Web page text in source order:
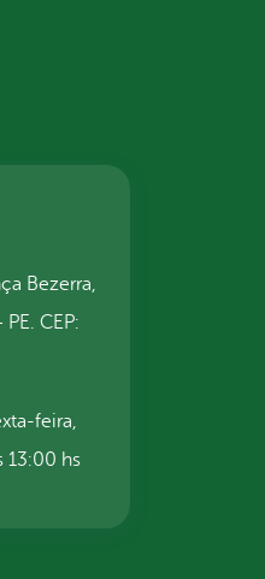
Bezerra,
CEP:
feira,
13:00 hs